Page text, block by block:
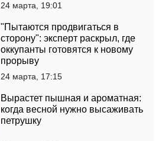
24 марта, 19:01
"Пытаются продвигаться в
сторону": эксперт раскрыл, где
оккупанты готовятся к новому
прорыву
24 марта, 17:15
Вырастет пышная и ароматная:
когда весной нужно высаживать
петрушку